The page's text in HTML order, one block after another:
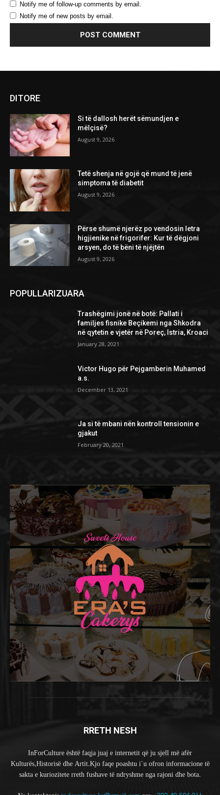
Notify me of follow-up comments by email.
Notify me of new posts by email.
DITORE
Si të dallosh herët sëmundjen e
mëlçisë?
August 9, 2026
Tetë shenja në gojë që mund të jenë
simptoma të diabetit
August 9, 2026
Përse shumë njerëz po vendosin letra
higjienike në frigorifer: Kur të dëgjoni
arsyen, do të bëni të njëjtën
August 9, 2026
POPULLARIZUARA
Trashëgimi jonë në botë: Pallati i
familjes fisnike Beçikemi nga Shkodra
në qytetin e vjetër në Poreç, Istria, Kroaci
January 28, 2021
Victor Hugo për Pejgamberin Muhamed
a.s.
December 13, 2021
Ja si të mbani nën kontroll tensionin e
gjakut
February 20, 2021
RRETH NESH
InForCulture është faqja juaj e internetit që ju sjell më afër
Kulturës,Historisë dhe Artit.Kjo faqe poashtu i`u ofron informacione të
sakta e kuriozitete rreth fushave të ndryshme nga rajoni dhe bota.